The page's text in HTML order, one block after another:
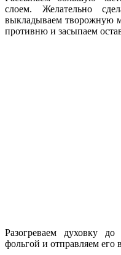
слоем. Желательно
выкладываем творожную
противню и засыпаем
Разогреваем духовку
фольгой и отправляем его